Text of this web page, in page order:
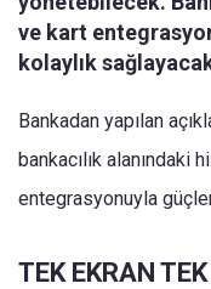
ve kart
kolaylık
Bankadan yapılan
bankacılık alanındaki
entegrasyonuyla
TEK EKRAN